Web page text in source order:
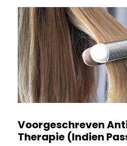
Voorgeschreven
Therapie (indien